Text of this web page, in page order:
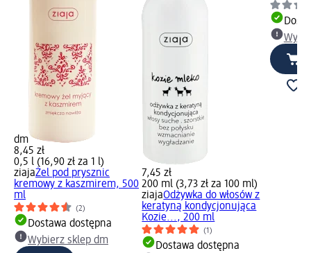
dm
8,45 zł
0,5 l (16,90 zł za 1 l)
ziajaŻel pod prysznic
kremowy z kaszmirem, 500
ml
(2)
Dostawa dostępna
Wybierz sklep dm
7,45 zł
200 ml (3,73 zł za 100 ml)
ziajaOdżywka do włosów z
keratyną kondycjonująca
Kozie..., 200 ml
(1)
Dostawa dostępna